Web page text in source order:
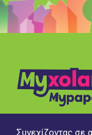
Συνεχίζοντας σε